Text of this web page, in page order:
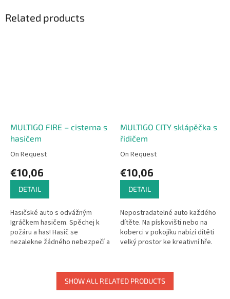
Related products
MULTIGO FIRE – cisterna s
hasičem
On Request
€10,06
DETAIL
Hasičské auto s odvážným
Igráčkem hasičem. Spěchej k
požáru a has! Hasič se
nezalekne žádného nebezpečí a
MULTIGO CITY sklápěčka s
řidičem
On Request
€10,06
DETAIL
Nepostradatelné auto každého
dítěte. Na pískovišti nebo na
koberci v pokojíku nabízí dítěti
velký prostor ke kreativní hře.
SHOW ALL RELATED PRODUCTS